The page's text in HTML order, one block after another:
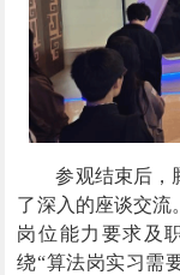
参观结束后，
了深入的座谈交流
岗位能力要求及
绕“算法岗实习需